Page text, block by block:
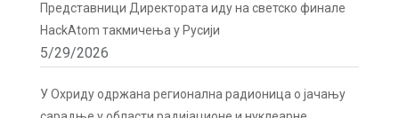
Представници Директората иду на светско финале
HackAtom такмичења у Русији
5/29/2026
У Охриду одржана регионална радионица о јачању